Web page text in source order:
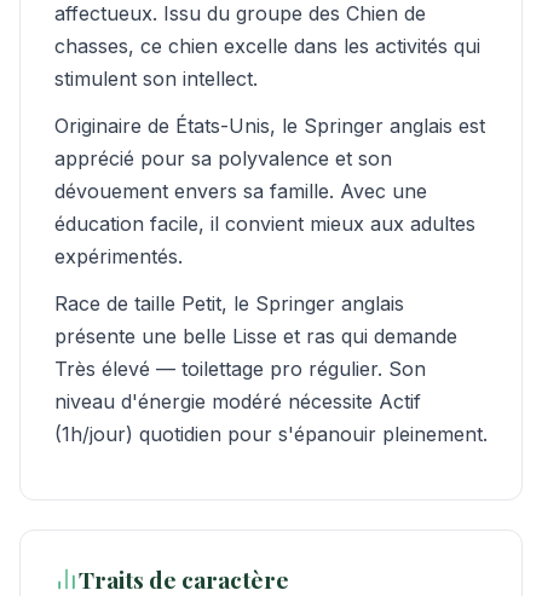
affectueux. Issu du groupe des Chien de
chasses, ce chien excelle dans les activités qui
stimulent son intellect.
Originaire de États-Unis, le Springer anglais est
apprécié pour sa polyvalence et son
dévouement envers sa famille. Avec une
éducation facile, il convient mieux aux adultes
expérimentés.
Race de taille Petit, le Springer anglais
présente une belle Lisse et ras qui demande
Très élevé — toilettage pro régulier. Son
niveau d'énergie modéré nécessite Actif
(1h/jour) quotidien pour s'épanouir pleinement.
Traits de caractère